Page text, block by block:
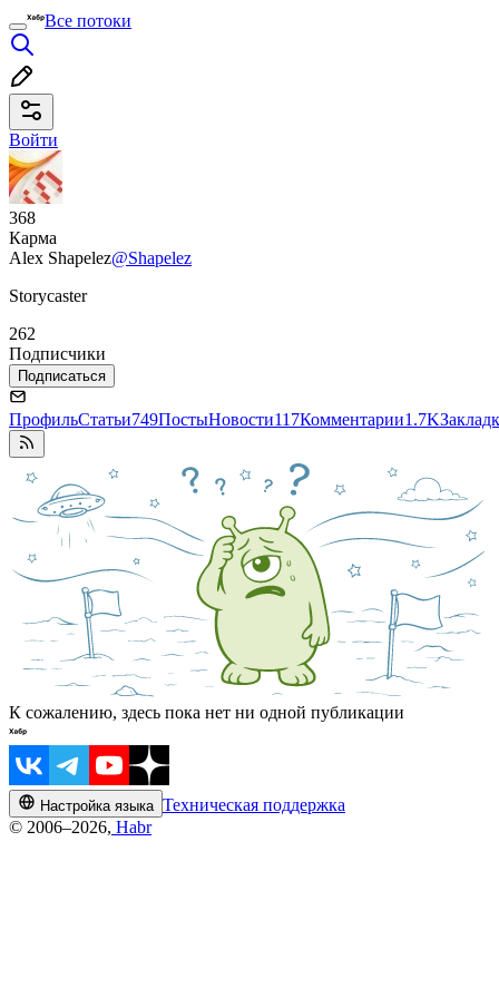
Все потоки
Войти
368
Карма
Alex Shapelez@Shapelez
Storycaster
262
Подписчики
Подписаться
ПрофильСтатьи749ПостыНовости117Комментарии1.7K
К сожалению, здесь пока нет ни одной публикации
Настройка языка Техническая поддержка
© 2006–2026, Habr